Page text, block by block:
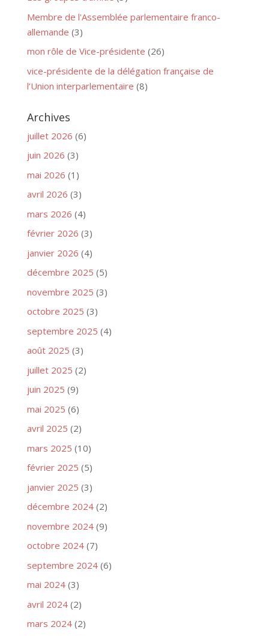
Membre de l'Assemblée parlementaire franco-
allemande (3)
mon rôle de Vice-présidente (26)
vice-présidente de la délégation française de
l’Union interparlementaire (8)
Archives
juillet 2026 (6)
juin 2026 (3)
mai 2026 (1)
avril 2026 (3)
mars 2026 (4)
février 2026 (3)
janvier 2026 (4)
décembre 2025 (5)
novembre 2025 (3)
octobre 2025 (3)
septembre 2025 (4)
août 2025 (3)
juillet 2025 (2)
juin 2025 (9)
mai 2025 (6)
avril 2025 (2)
mars 2025 (10)
février 2025 (5)
janvier 2025 (3)
décembre 2024(2)
novembre 2024(9)
octobre 2024(7)
septembre 2024(6)
mai 2024(3)
avril 2024(2)
mars 2024(2)